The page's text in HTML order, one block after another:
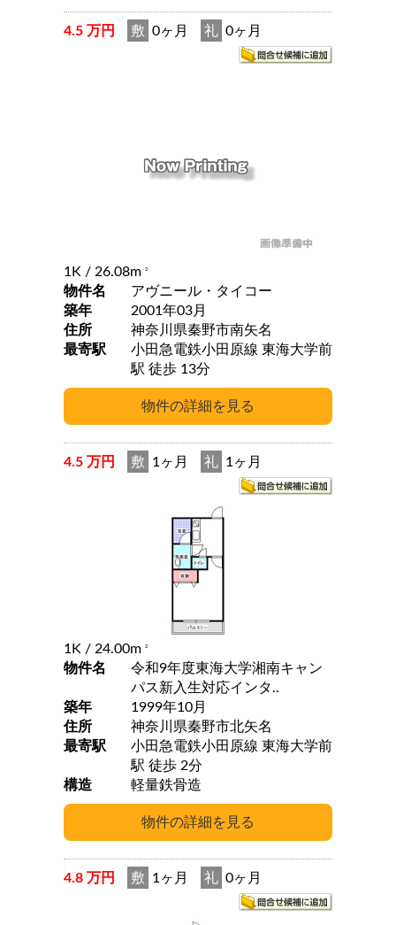
4.5 万円 敷 0ヶ月 礼 0ヶ月
1K / 26.08m 2
物件名
アヴニール・タイコー
築年
2001年03月
住所
神奈川県秦野市南矢名
最寄駅
小田急電鉄小田原線 東海大学前
駅 徒歩 13分
4.5 万円 敷 1ヶ月 礼 1ヶ月
1K / 24.00m 2
物件名
令和9年度東海大学湘南キャン
パス新入生対応インタ..
築年
1999年10月
住所
神奈川県秦野市北矢名
最寄駅
小田急電鉄小田原線 東海大学前
駅 徒歩 2分
構造
軽量鉄骨造
4.8 万円 敷 1ヶ月 礼 0ヶ月